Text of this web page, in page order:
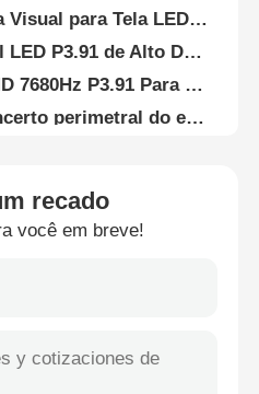
recado
você em breve!